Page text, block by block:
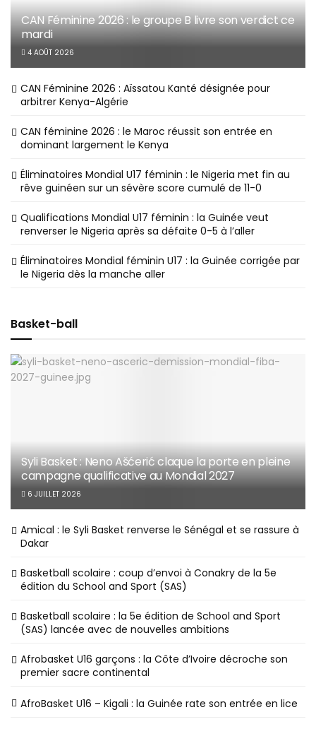
CAN Féminine 2026 : le groupe B livre son verdict ce
mardi
4 AOÛT 2026
CAN Féminine 2026 : Aïssatou Kanté désignée pour
arbitrer Kenya-Algérie
CAN féminine 2026 : le Maroc réussit son entrée en
dominant largement le Kenya
Éliminatoires Mondial U17 féminin : le Nigeria met fin au
rêve guinéen sur un sévère score cumulé de 11-0
Qualifications Mondial U17 féminin : la Guinée veut
renverser le Nigeria après sa défaite 0-5 à l’aller
Éliminatoires Mondial féminin U17 : la Guinée corrigée par
le Nigeria dès la manche aller
Basket-ball
Syli Basket : Neno Ašćerić claque la porte en pleine
campagne qualificative au Mondial 2027
6 JUILLET 2026
Amical : le Syli Basket renverse le Sénégal et se rassure à
Dakar
Basketball scolaire : coup d’envoi à Conakry de la 5e
édition du School and Sport (SAS)
Basketball scolaire : la 5e édition de School and Sport
(SAS) lancée avec de nouvelles ambitions
Afrobasket U16 garçons : la Côte d’Ivoire décroche son
premier sacre continental
AfroBasket U16 – Kigali : la Guinée rate son entrée en lice